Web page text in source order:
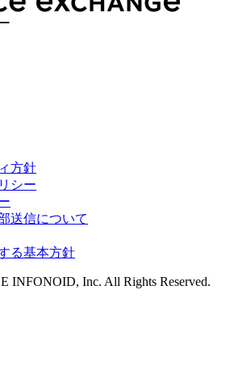
方針
シー
送信について
る基本方針
INFONOID, Inc. All Rights Reserved.